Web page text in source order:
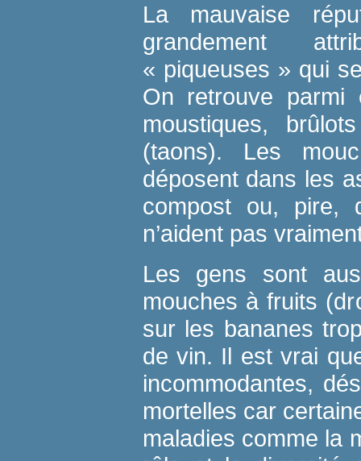
La mauvaise
grandement
« piqueuses » qui
On retrouve parmi
moustiques,
(taons). Les
déposent dans les
compost ou, pire,
n’aident pas
Les gens sont
mouches à fruits
sur les bananes
de vin. Il est vrai
incommodantes,
mortelles car
maladies comme la